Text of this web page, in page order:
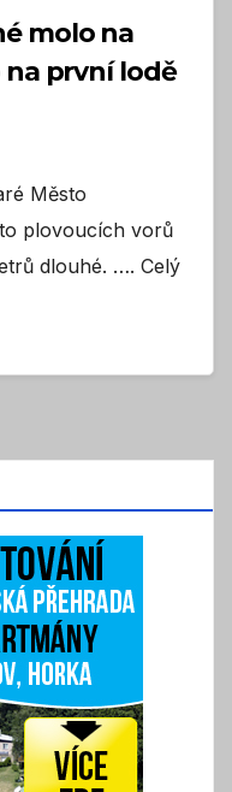
molo na
první lodě
Město
plovoucích vorů
dlouhé. …. Celý